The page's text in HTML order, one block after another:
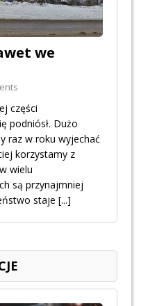
we
części
podniósł. Dużo
raz w roku wyjechać
korzystamy z
wielu
są przynajmniej
staje [...]